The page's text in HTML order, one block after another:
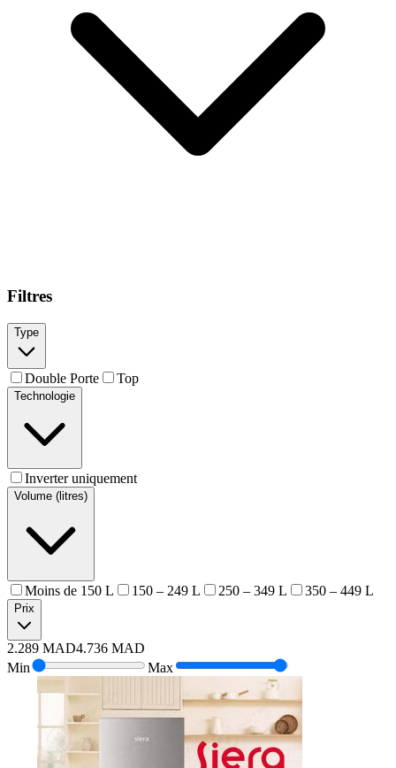
Filtres
Type
Double Porte Top
Technologie
Inverter uniquement
Volume (litres)
Moins de 150 L 150 – 249 L 250 – 349 L 350 – 449 L
Prix
2.289 MAD4.736 MAD
Min
Max